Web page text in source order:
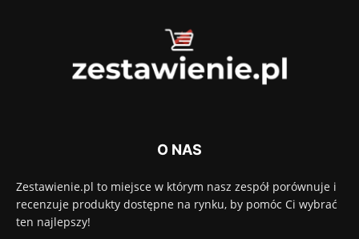
O NAS
Zestawienie.pl to miejsce w którym nasz zespół porównuje i
recenzuje produkty dostępne na rynku, by pomóc Ci wybrać
ten najlepszy!